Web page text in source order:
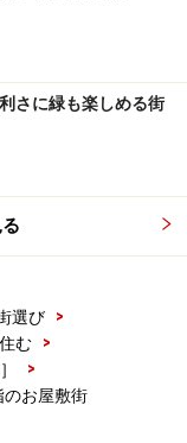
さに緑も楽しめる街
選び
>
む
>
>
お屋敷街